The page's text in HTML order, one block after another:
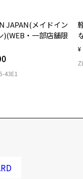
JAPAN(メイドイン
)(WEB・一部店舗限
43E1
¥